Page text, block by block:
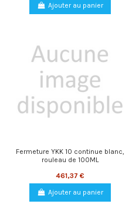
Ajouter au panier
Fermeture YKK 10 continue blanc,
rouleau de 100ML
461,37 €
Ajouter au panier